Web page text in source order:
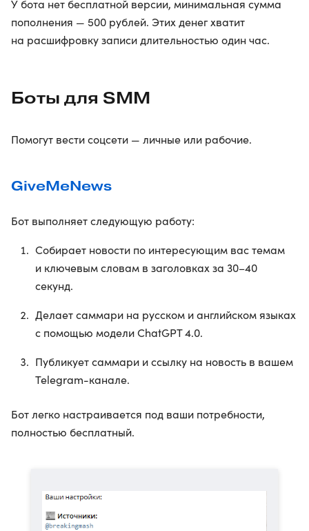
У бота нет бесплатной версии, минимальная сумма
пополнения — 500 рублей. Этих денег хватит
на расшифровку записи длительностью один час.
Боты для SMM
Помогут вести соцсети — личные или рабочие.
GiveMeNews
Бот выполняет следующую работу:
Собирает новости по интересующим вас темам
и ключевым словам в заголовках за 30–40
секунд.
Делает саммари на русском и английском языках
с помощью модели ChatGPT 4.0.
Публикует саммари и ссылку на новость в вашем
Telegram-канале.
Бот легко настраивается под ваши потребности,
полностью бесплатный.